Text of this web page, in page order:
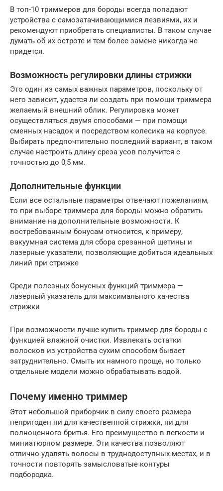
В топ-10 триммеров для бороды всегда попадают
устройства с самозатачивающимися лезвиями, их и
рекомендуют приобретать специалисты. В таком случае
думать об их остроте и тем более замене никогда не
придется.
Возможность регулировки длины стрижки
Это один из самых важных параметров, поскольку от
него зависит, удастся ли создать при помощи триммера
желаемый внешний облик. Регулировка может
осуществляться двумя способами — при помощи
сменных насадок и посредством колесика на корпусе.
Выбирать предпочтительно последний вариант, в таком
случае настроить длину среза усов получится с
точностью до 0,5 мм.
Дополнительные функции
Если все остальные параметры отвечают пожеланиям,
то при выборе триммера для бороды можно обратить
внимание на дополнительные возможности. К
востребованным бонусам относится, к примеру,
вакуумная система для сбора срезанной щетины и
лазерные указатели, позволяющие добиться идеальных
линий при стрижке
Среди полезных бонусных функций триммера —
лазерный указатель для максимального качества
стрижки
При возможности лучше купить триммер для бороды с
функцией влажной очистки. Извлекать остатки
волосков из устройства сухим способом бывает
затруднительно. Смыть их намного проще, но только
отдельные модели можно обрабатывать водой.
Почему именно триммер
Этот небольшой приборчик в силу своего размера
непригоден ни для качественной стрижки, ни для
полноценного бритья. Его преимущество в легкости и
миниатюрном размере. Эти качества позволяют
отлично удалять волосы в труднодоступных местах, и в
точности повторять замысловатые контуры
подбородка.